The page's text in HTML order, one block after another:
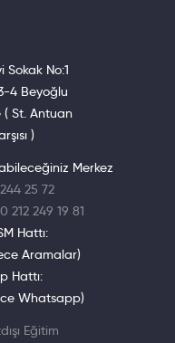
No:1
4 Beyoğlu
( St. Antuan
)
Merkez
25 72
212 249 19 81
Hattı:
Aramalar)
Hattı:
Whatsapp)
Eğitim